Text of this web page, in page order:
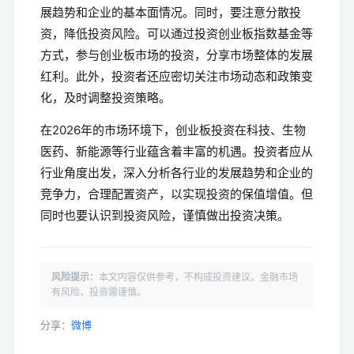
展趋势和企业的基本面情况。同时，要注意分散投
资，降低投资风险。可以通过投资创业板指数基金等
方式，参与创业板市场的投资，分享市场整体的发展
红利。此外，投资者还应密切关注市场动态和政策变
化，及时调整投资策略。
在2026年的市场环境下，创业板投资在科技、生物
医药、新能源等行业蕴含着丰富的机遇。投资者应从
行业角度出发，深入分析各行业的发展趋势和企业的
竞争力，合理配置资产，以实现投资的保值增值。但
同时也要认识到投资风险，谨慎做出投资决策。
风险提示： 本文内容仅供参考，不构成投资建议。金融市场
有风险，投资需谨慎。
分享： 微博